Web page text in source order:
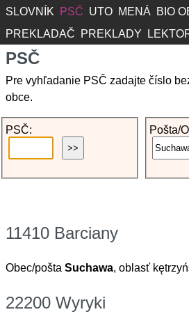
SLOVNÍK PSČ UTO MENÁ
BIO
PREKLADAČ
PREKLADY
PSČ
Pre vyhľadanie PSČ zadajte číslo
obce.
PSČ: Pošta/
11410 Barciany
Obec/pošta Suchawa, oblasť
22200 Wyryki